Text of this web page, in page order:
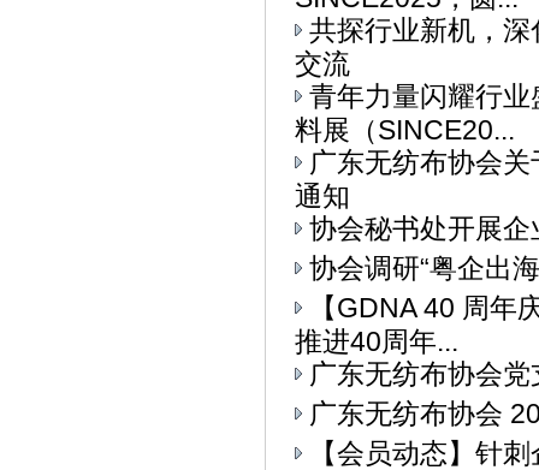
共探行业新机，
交流
青年力量闪耀行
料展（SINCE20...
广东无纺布协会
通知
协会秘书处开展
协会调研“粤企出
【GDNA 40 周
推进40周年...
广东无纺布协会
广东无纺布协会
【会员动态】针